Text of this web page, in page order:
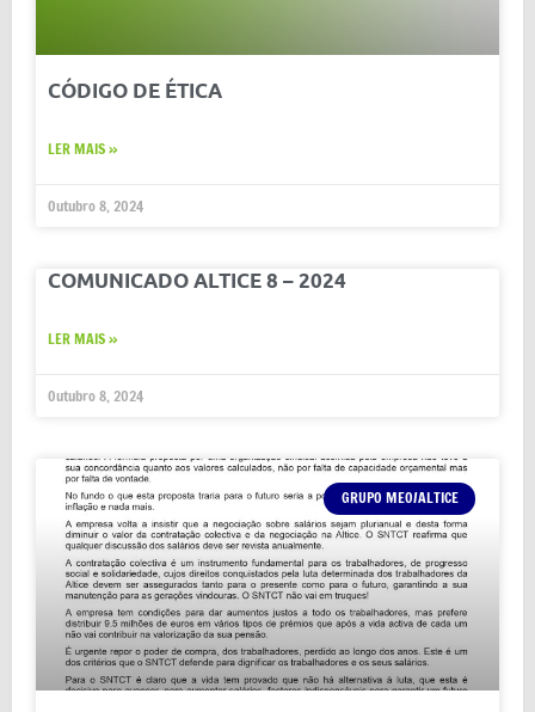
CÓDIGO DE ÉTICA
LER MAIS »
Outubro 8, 2024
COMUNICADO ALTICE 8 – 2024
LER MAIS »
Outubro 8, 2024
GRUPO MEO/ALTICE